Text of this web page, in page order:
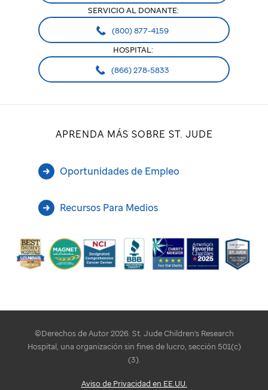
SERVICIO AL DONANTE:
(800) 877-4159
HOSPITAL:
(866) 278-5833
APRENDA MÁS SOBRE ST. JUDE
Oportunidades de Empleo
Recursos Para Medios
©Derechos de Autor 2026. St. Jude Children's Research
Hospital, una organización sin fines de lucro, sección 501(c)
(3).
Aviso de Privacidad en EE.UU.